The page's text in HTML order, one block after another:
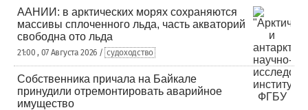
ААНИИ: в арктических морях сохраняются
массивы сплоченного льда, часть акваторий
свободна ото льда
21:00 , 07 Августа 2026 / судоходство
Собственника причала на Байкале
принудили отремонтировать аварийное
имущество